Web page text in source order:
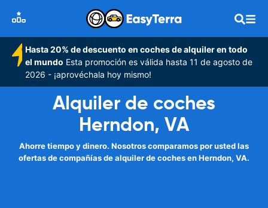
Hasta 20% de descuento en coches de alquiler en todo
el mundo Esta promoción es válida hasta 11 de agosto de
2026 - ¡aprovéchala hoy mismo!
Alquiler de coches
Herndon, VA
Ahorre tiempo y dinero. Nosotros comparamos por usted las
ofertas de compañías de alquiler de coches en Herndon, VA.